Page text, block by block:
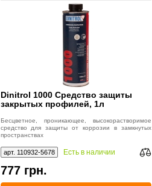
Dinitrol 1000 Средство защиты
закрытых профилей, 1л
Бесцветное, проникающее, высокорастворимое
средство для защиты от коррозии в замкнутых
пространствах
арт. 110932-5678 Есть в наличии
777 грн.